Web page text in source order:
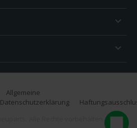


Allgemeine
Datenschutzerklärung